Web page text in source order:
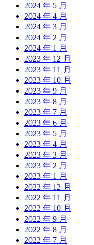
2024 年 5 月
2024 年 4 月
2024 年 3 月
2024 年 2 月
2024 年 1 月
2023 年 12 月
2023 年 11 月
2023 年 10 月
2023 年 9 月
2023 年 8 月
2023 年 7 月
2023 年 6 月
2023 年 5 月
2023 年 4 月
2023 年 3 月
2023 年 2 月
2023 年 1 月
2022 年 12 月
2022 年 11 月
2022 年 10 月
2022 年 9 月
2022 年 8 月
2022 年 7 月